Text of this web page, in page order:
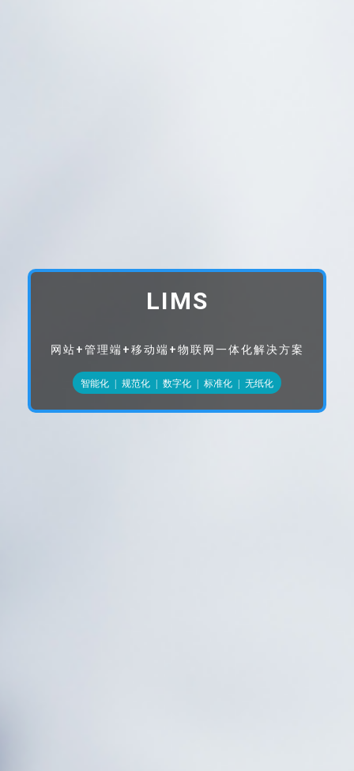
LIMS
网站+管理端+移动端+物联网一体化解决方案
智能化 | 规范化 | 数字化 | 标准化 | 无纸化